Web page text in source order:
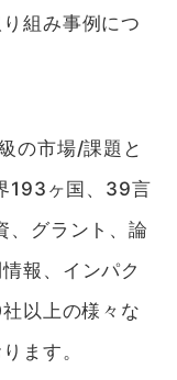
組み事例につ
の市場/課題と
193ヶ国、39言
、グラント、論
報、インパク
以上の様々な
ます。